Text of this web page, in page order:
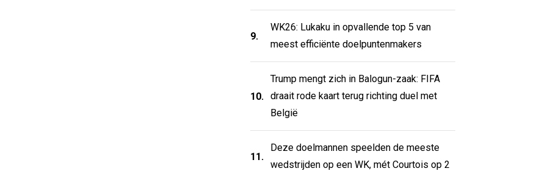
9.
WK26: Lukaku in opvallende top 5 van
meest efficiënte doelpuntenmakers
10.
Trump mengt zich in Balogun-zaak: FIFA
draait rode kaart terug richting duel met
België
11.
Deze doelmannen speelden de meeste
wedstrijden op een WK, mét Courtois op 2